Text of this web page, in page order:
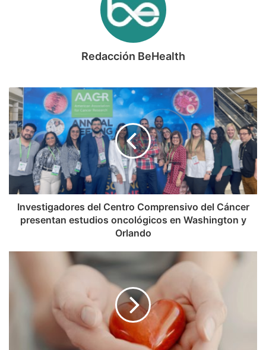
Redacción BeHealth
Investigadores del Centro Comprensivo del Cáncer
presentan estudios oncológicos en Washington y
Orlando